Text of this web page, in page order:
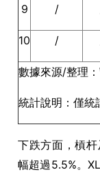
9 /
10 /
數據來源/整理
統計說明：僅統
下跌方面，槓
幅超過5.5%。